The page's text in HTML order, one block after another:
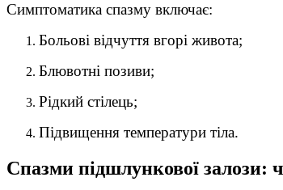
Симптоматика спазму включає:
Больові відчуття вгорі живота;
Блювотні позиви;
Рідкий стілець;
Підвищення температури тіла.
Спазми підшлункової залози: